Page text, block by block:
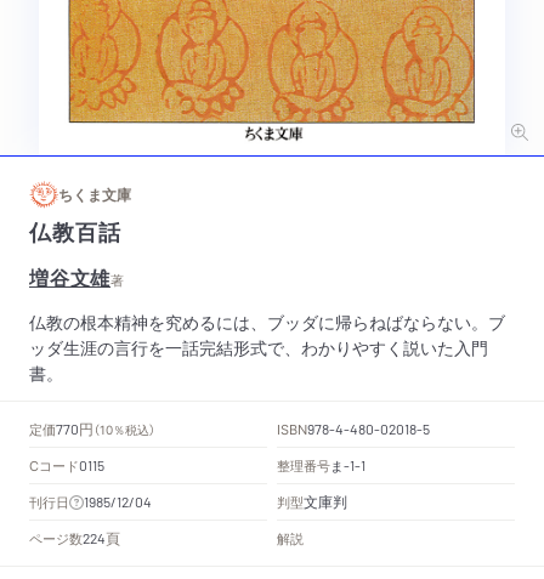
ちくま文庫
仏教百話
増谷文雄著
仏教の根本精神を究めるには、ブッダに帰らねばならない。ブ
ッダ生涯の言行を一話完結形式で、わかりやすく説いた入門
書。
定価770円 （10％税込） ISBN978-4-480-02018-5
Cコード0115 整理番号ま-1-1
刊行日 1985/12/04 判型文庫判
ページ数224頁 解説